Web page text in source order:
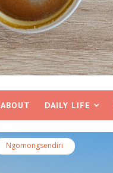
ABOUT DAILY LIFE
Ngomongsendiri